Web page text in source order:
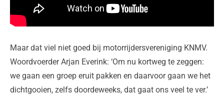
Maar dat viel niet goed bij motorrijdersvereniging KNMV.
Woordvoerder Arjan Everink: ‘Om nu kortweg te zeggen:
we gaan een groep eruit pakken en daarvoor gaan we het
dichtgooien, zelfs doordeweeks, dat gaat ons veel te ver.’